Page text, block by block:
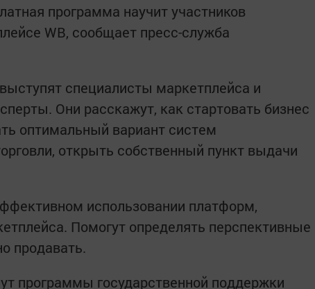
программа научит участников
WB, сообщает пресс-служба
специалисты маркетплейса и
Они расскажут, как стартовать бизнес
оптимальный вариант систем
открыть собственный пункт выдачи
использовании платформ,
Помогут определять перспективные
продавать.
программы государственной поддержки